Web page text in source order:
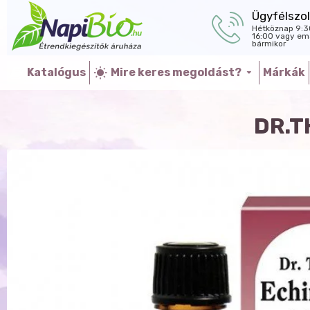
Hétköznap
16:00 vagy
bármikor
Katalógus Mire keres megoldást? Márkák